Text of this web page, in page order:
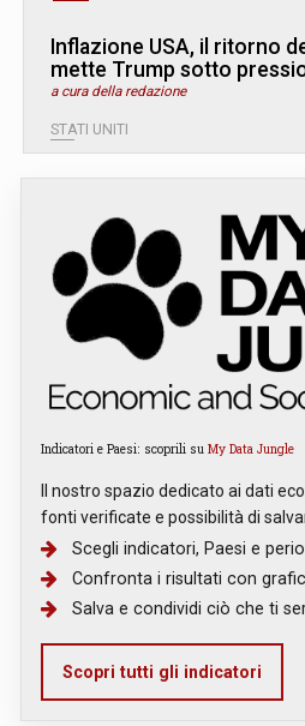
Inflazione USA, il ritorno
mette Trump sotto
a cura della redazione
STATI UNITI
Indicatori e Paesi: scoprili su My Data Jungle
Il nostro spazio dedicato ai dati
fonti verificate e possibilità di
Scegli indicatori, Paesi e
Confronta i risultati con
Salva e condividi ciò che ti
Scopri tutti gli indicatori